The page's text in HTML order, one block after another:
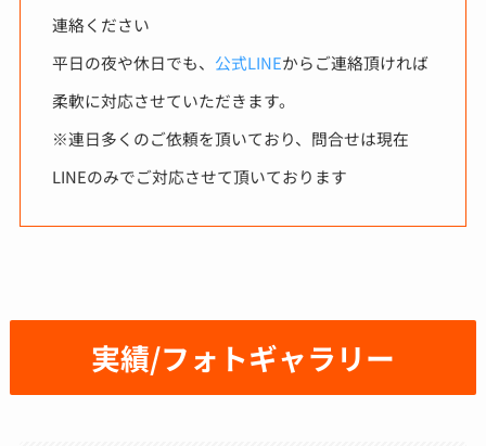
連絡ください
平日の夜や休日でも、 公式LINEからご連絡頂ければ
柔軟に対応させていただきます。
※連日多くのご依頼を頂いており、問合せは現在
LINEのみでご対応させて頂いております
実績/フォトギャラリー